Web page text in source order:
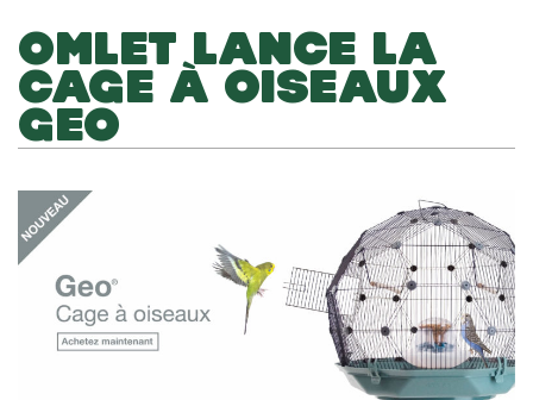
OMLET LANCE LA
CAGE À OISEAUX
GEO